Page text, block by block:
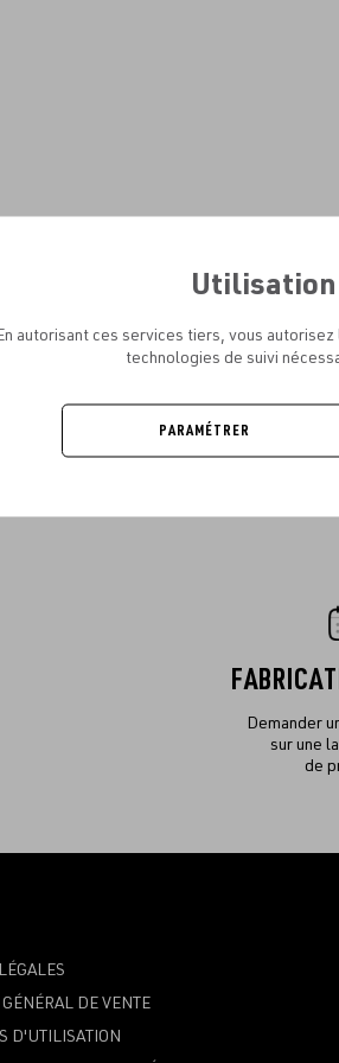
Demander
sur une
de
DE VENTE
D'UTILISATION
Utilisation
autorisant ces services tiers, vous
technologies de suivi
PARAMÉTRER